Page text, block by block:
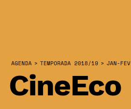
CineEco
AGENDA > TEMPORADA 2018/19 > JAN-FEV